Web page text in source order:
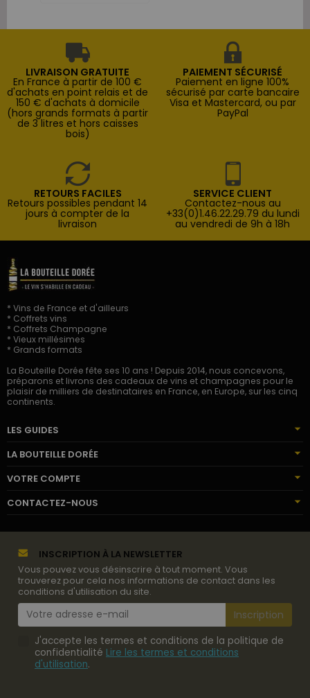
LIVRAISON GRATUITE
En France à partir de 100 €
d'achats en point relais et de
150 € d'achats à domicile
(hors grands formats à partir
de 3 litres et hors caisses
bois)
PAIEMENT SÉCURISÉ
Paiement en ligne 100%
sécurisé par carte bancaire
Visa et Mastercard, ou par
PayPal
RETOURS FACILES
Retours possibles pendant 14
jours à compter de la
livraison
SERVICE CLIENT
Contactez-nous au
+33(0)1.46.22.29.79 du lundi
au vendredi de 9h à 18h
* Vins de France et d'ailleurs
* Coffrets vins
* Coffrets Champagne
* Vieux millésimes
* Grands formats
La Bouteille Dorée fête ses 10 ans ! Depuis 2014, nous concevons,
préparons et livrons des cadeaux de vins et champagnes pour le
plaisir de milliers de destinataires en France, en Europe, sur les cinq
continents.
LES GUIDES
LA BOUTEILLE DORÉE
VOTRE COMPTE
CONTACTEZ-NOUS
INSCRIPTION À LA NEWSLETTER
Vous pouvez vous désinscrire à tout moment. Vous
trouverez pour cela nos informations de contact dans les
conditions d'utilisation du site.
J'accepte les termes et conditions de la politique de
confidentialité Lire les termes et conditions
d'utilisation.